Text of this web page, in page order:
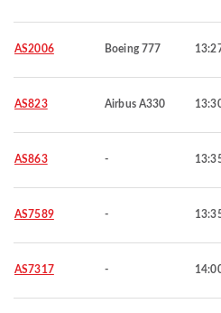
AS2006 Boeing 777
AS823 Airbus A330
AS863 -
AS7589 -
AS7317 -